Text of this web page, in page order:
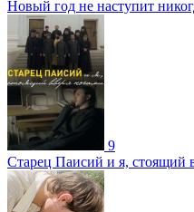
Новый год не наступит
9
Старец Паисий и я, стоящий